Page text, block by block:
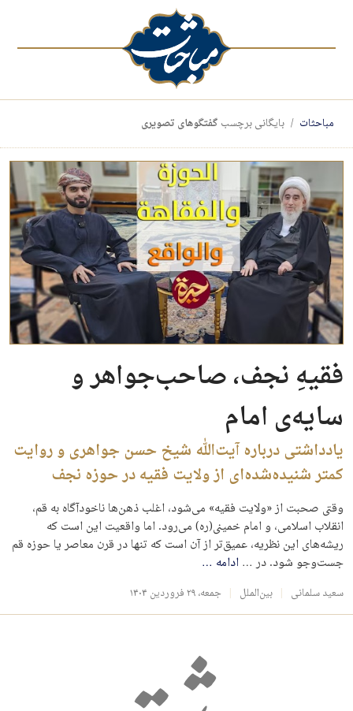
مباحثات بایگانی برچسب گفتگوهای تصویری
فقیهِ نجف، صاحب‌جواهر و
سایه‌ی امام
یادداشتی درباره آیت‌الله شیخ حسن جواهری و روایت
کمتر شنیده‌شده‌ای از ولایت فقیه در حوزه نجف
وقتی صحبت از «ولایت فقیه» می‌شود، اغلب ذهن‌ها ناخودآگاه به قم،
انقلاب اسلامی، و امام خمینی (ره) می‌رود. اما واقعیت این است که
ریشه‌های این نظریه، عمیق‌تر از آن است که تنها در قرن معاصر یا حوزه قم
جست‌وجو شود. در …ادامه …
سعید سلمانی بین‌الملل جمعه، ۲۹ فروردین ۱۴۰۴